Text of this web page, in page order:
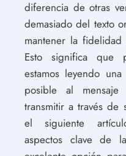
diferencia de otras
demasiado del texto
mantener la fidelidad
Esto significa que
estamos leyendo
posible al
transmitir a través de
el siguiente
aspectos clave de